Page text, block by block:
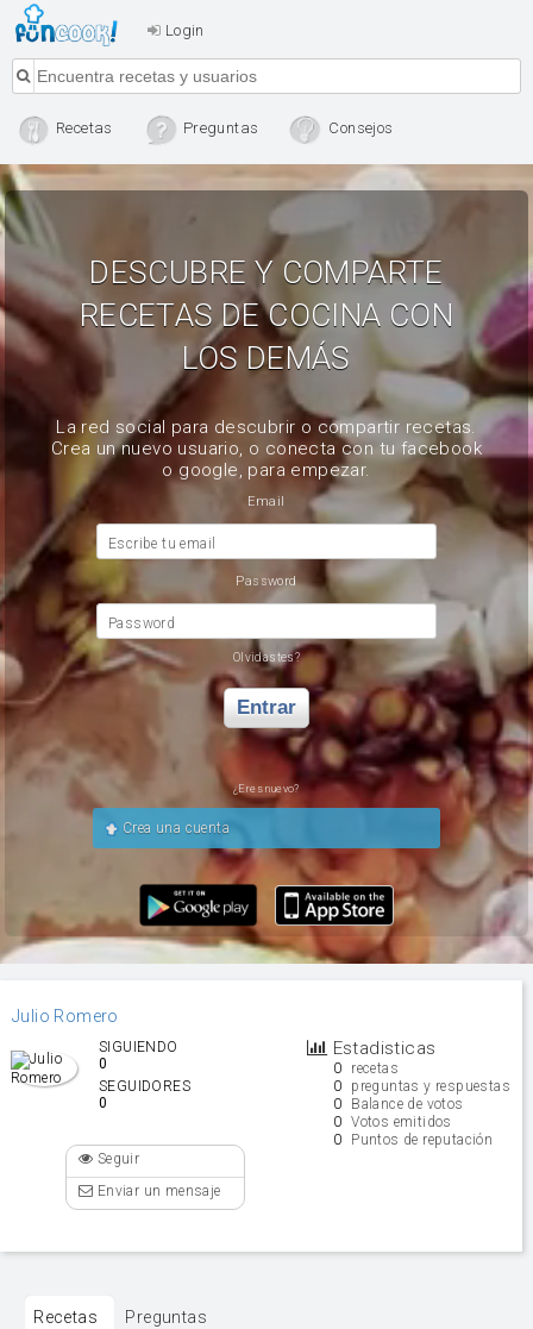
Login
Recetas Preguntas Consejos
DESCUBRE Y COMPARTE
RECETAS DE COCINA CON
LOS DEMÁS
La red social para descubrir o compartir recetas.
Crea un nuevo usuario, o conecta con tu facebook
o google, para empezar.
Email
Escribe tu email
Password
Password
Olvidastes?
Entrar
¿Eres nuevo?
Crea una cuenta
Julio Romero
Estadisticas
0 recetas
0 preguntas y respuestas
0 Balance de votos
0 Votos emitidos
0 Puntos de reputación
SIGUIENDO
0
SEGUIDORES
0
Seguir
Enviar un mensaje
Recetas Preguntas